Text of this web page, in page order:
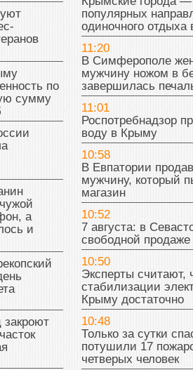
по
сумму
а
и
закроют
популярных
одиночного отдыха
11:20
В Симферополе
мужчину ножом в
завершилась
11:01
Роспотребнадзор
воду в Крыму
10:58
В Евпатории
мужчину, который
магазин
10:52
7 августа: в
свободной
10:50
Эксперты считают,
стабилизации
Крыму достаточно
10:48
Только за сутки
потушили 17
четверых человек